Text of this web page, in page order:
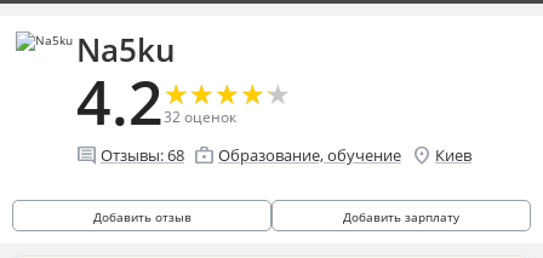
Na5ku
4.2★
★★
★★
★★
★★
★
32оценок
comment Отзывы:68 enterprise Образование, обучение location_on Киев
Добавить отзыв Добавить зарплату